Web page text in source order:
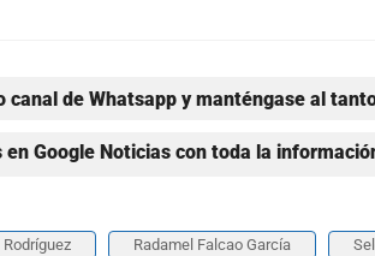
canal de Whatsapp y manténgase al
Google Noticias con toda la
Radamel Falcao García